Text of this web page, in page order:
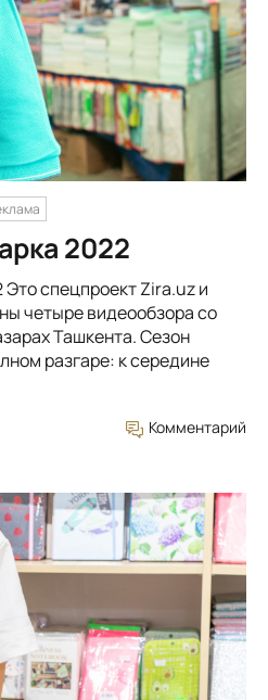
2022
спецпроект Zira.uz и
четыре видеообзора со
Ташкента. Сезон
разгаре: к середине
Комментарий